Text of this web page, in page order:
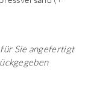
Sie angefertigt